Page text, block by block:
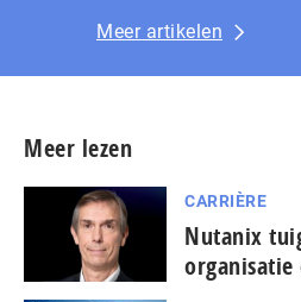
Meer artikelen
Meer lezen
CARRIÈRE
Nutanix
organisatie